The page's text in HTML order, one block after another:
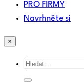
PRO FIRMY
Navrhněte si
×